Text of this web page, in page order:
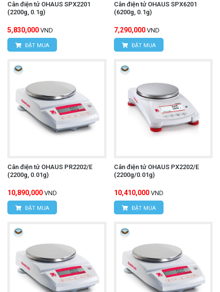
Cân điện tử OHAUS SPX2201
(2200g, 0.1g)
5,830,000 VND
ĐẶT MUA
Cân điện tử OHAUS SPX6201
(6200g, 0.1g)
7,290,000 VND
ĐẶT MUA
Cân điện tử OHAUS PR2202/E
(2200g, 0.01g)
10,890,000 VND
ĐẶT MUA
Cân điện tử OHAUS PX2202/E
(2200g/0.01g)
10,410,000 VND
ĐẶT MUA